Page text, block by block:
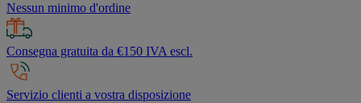
Nessun minimo d'ordine
Consegna gratuita da €150 IVA escl.
Servizio clienti a vostra disposizione